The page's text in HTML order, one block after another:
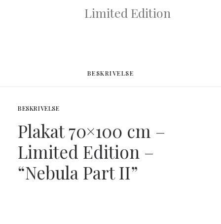
Limited Edition
BESKRIVELSE
BESKRIVELSE
Plakat 70×100 cm –
Limited Edition –
“Nebula Part II”